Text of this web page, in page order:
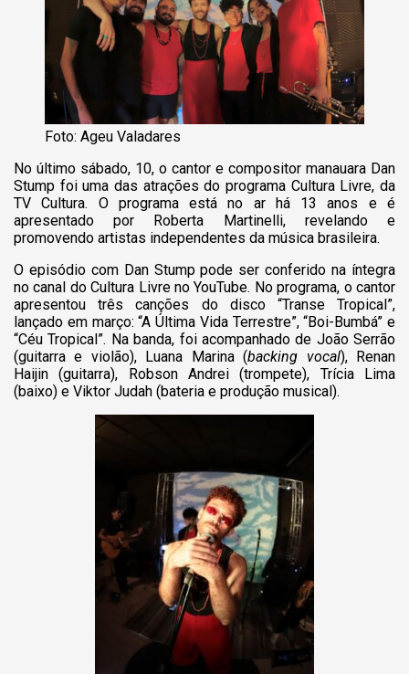
Foto: Ageu Valadares
No último sábado, 10, o cantor e compositor manauara Dan
Stump foi uma das atrações do programa Cultura Livre, da
TV Cultura. O programa está no ar há 13 anos e é
apresentado por Roberta Martinelli, revelando e
promovendo artistas independentes da música brasileira.
O episódio com Dan Stump pode ser conferido na íntegra
no canal do Cultura Livre no YouTube. No programa, o cantor
apresentou três canções do disco “Transe Tropical”,
lançado em março: “A Última Vida Terrestre”, “Boi-Bumbá” e
“Céu Tropical”. Na banda, foi acompanhado de João Serrão
(guitarra e violão), Luana Marina (backing vocal), Renan
Haijin (guitarra), Robson Andrei (trompete), Trícia Lima
(baixo) e Viktor Judah (bateria e produção musical).